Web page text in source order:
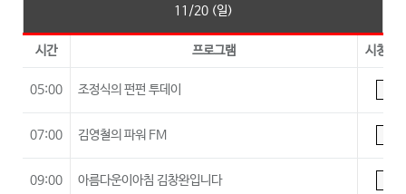
11/20 (일)
시간 프로그램 시청등
05:00 조정식의 펀펀 투데이
07:00 김영철의 파워 FM
09:00 아름다운이아침 김창완입니다